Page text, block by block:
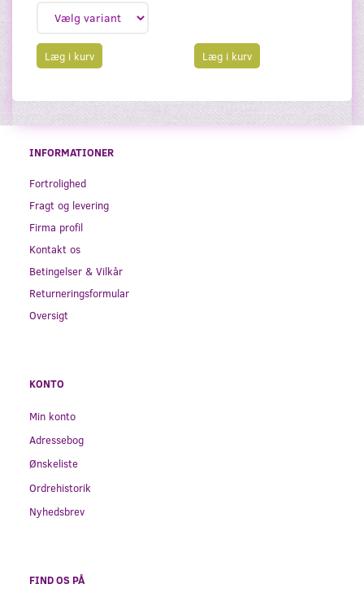
Læg i kurv Læg i kurv
INFORMATIONER
Fortrolighed
Fragt og levering
Firma profil
Kontakt os
Betingelser & Vilkår
Returneringsformular
Oversigt
KONTO
Min konto
Adressebog
Ønskeliste
Ordrehistorik
Nyhedsbrev
FIND OS PÅ